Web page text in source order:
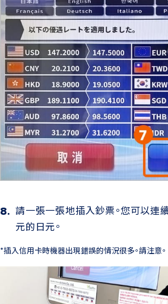
請一張一張地插入鈔票。您可以連
元的日元。
*插入信用卡時機器出現錯誤的情況很多。請注意。